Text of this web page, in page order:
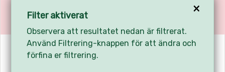
Använd filtreringen ovan för att hitta tillgängliga
Skidorter med skidresor nära Valtournenche
×
Filter aktiverat
Observera att resultatet nedan är filtrerat.
Använd Filtrering-knappen för att ändra och
förfina er filtrering.